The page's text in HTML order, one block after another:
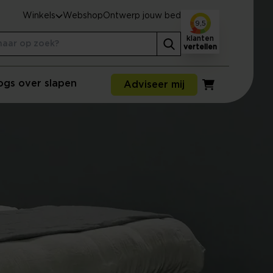
over slapen Adviseer mij
Winkelwagen
Winkels WebshopOntwerp jouw bed
9,5
klanten
vertellen